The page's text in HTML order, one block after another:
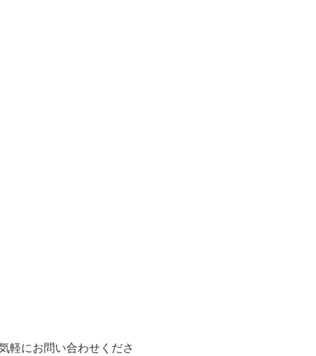
軽にお問い合わせくださ